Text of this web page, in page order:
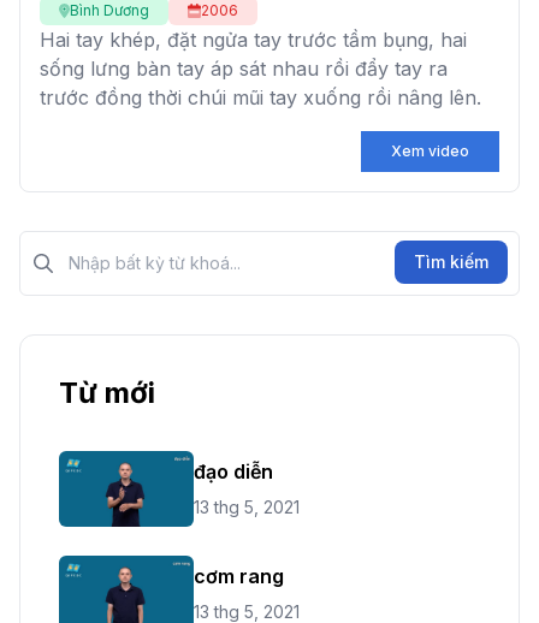
Bình Dương
2006
Hai tay khép, đặt ngửa tay trước tầm bụng, hai
sống lưng bàn tay áp sát nhau rồi đẩy tay ra
trước đồng thời chúi mũi tay xuống rồi nâng lên.
Xem video
Tìm kiếm?>
Tìm kiếm
Từ mới
đạo diễn
13 thg 5, 2021
cơm rang
13 thg 5, 2021